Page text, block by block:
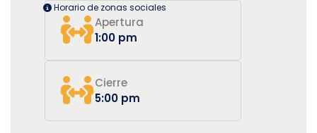
Horario de zonas sociales
Apertura
1:00 pm
Cierre
5:00 pm